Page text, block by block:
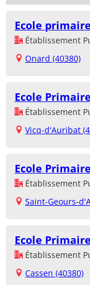
Ecole
Établissement
Onard (40380)
Ecole
Établissement
Vicq-d'Auribat
Ecole
Établissement
Saint-Geours-
Ecole
Établissement
Cassen (40380)